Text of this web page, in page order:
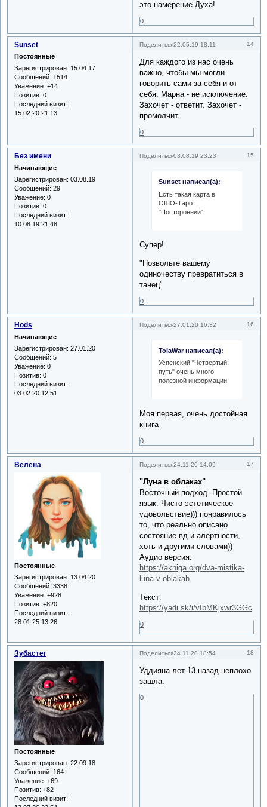
это намерение Духа!
0
Поделиться 14
22.05.19 18:11
Sunset
Постоянные
Зарегистрирован: 15.04.17
Сообщений: 1514
Уважение: +14
Позитив: 0
Последний визит:
15.02.20 21:13
Для каждого из нас очень
важно, чтобы мы могли
говорить сами за себя и от
себя. Марна - не исключение.
Захочет - ответит. Захочет -
промолчит.
0
Поделиться 15
03.08.19 23:23
Без имени
Начинающие
Зарегистрирован: 03.08.19
Сообщений: 29
Уважение: 0
Позитив: 0
Последний визит:
10.08.19 21:48
Sunset написал(а):
Есть такая карта в
ОШО-Таро
"Посторонний".
Супер!
"Позвольте вашему
одиночеству превратиться в
танец"
0
Поделиться 16
27.01.20 16:32
Hods
Начинающие
Зарегистрирован: 27.01.20
Сообщений: 5
Уважение: 0
Позитив: 0
Последний визит:
03.02.20 12:51
TolaWar написал(а):
Успенский "Четвертый
путь" очень много
полезной информации
Моя первая, очень достойная
книга
0
Поделиться 17
24.11.20 14:09
Велена
Постоянные
Зарегистрирован: 13.04.20
Сообщений: 3338
Уважение: +928
Позитив: +820
Последний визит:
28.01.25 13:26
"Луна в облаках"
Восточный подход. Простой
язык. Чисто эстетическое
удовольствие))) понравилось
то, что реально описано
состояние вд и алертности,
хоть и другими словами))
Аудио версия:
https://akniga.org/dva-mistika-
luna-v-oblakah
Текст:
https://yadi.sk/i/vIbMKjxwr3GGc
0
Поделиться 18
24.11.20 18:54
Зубастег
Постоянные
Зарегистрирован: 22.09.18
Сообщений: 164
Уважение: +69
Позитив: +82
Последний визит:
Уддияна лет 13 назад неплохо
зашла.
0